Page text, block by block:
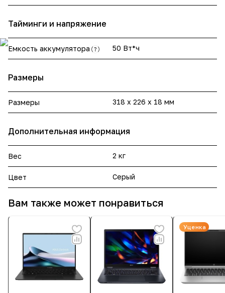
Тайминги и напряжение
Емкость аккумулятора ? 50 Вт*ч
Размеры
Размеры 318 x 226 x 18 мм
Дополнительная информация
Вес 2 кг
Цвет Серый
Вам также может понравиться
Уценка